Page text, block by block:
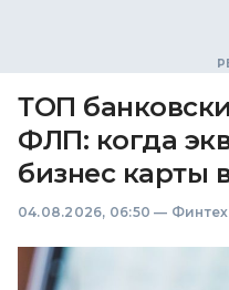
ТОП
ФЛП: когда
бизнес карты
04.08.2026, 06:50 —